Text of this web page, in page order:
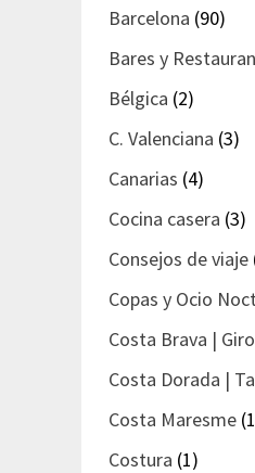
Barcelona (90)
Bares y
Bélgica (2)
C. Valenciana (3)
Canarias (4)
Cocina casera (3)
Consejos de viaje
Copas y Ocio
Costa Brava |
Costa Dorada |
Costa Maresme
Costura (1)